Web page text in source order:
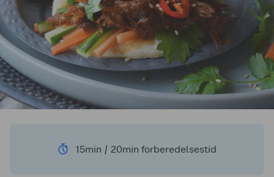
15min / 20min forberedelsestid